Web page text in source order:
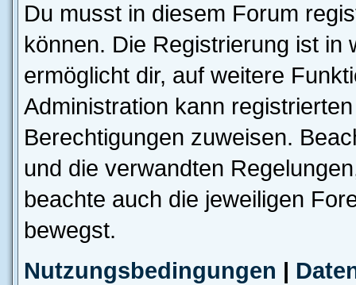
Du musst in diesem Forum
können. Die Registrierung ist in
ermöglicht dir, auf weitere
Administration kann
Berechtigungen zuweisen.
und die verwandten
beachte auch die jeweiligen
bewegst.
Nutzungsbedingungen |